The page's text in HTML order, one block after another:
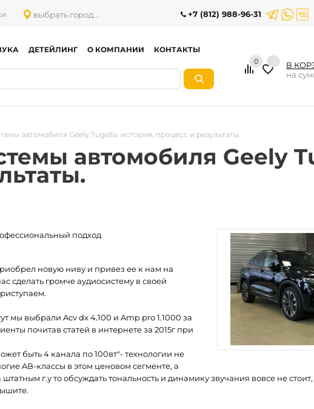
выбрать город... +7 (812) 988-96-31
ДЕТЕЙЛИНГ О КОМПАНИИ КОНТАКТЫ
0 В
на
автомобиля Geely Tugella: история, процесс и результаты.
автомобиля Geely
подход
новую ниву и привез ее к нам на
сделать громче аудиосистему в своей
мы выбрали Acv dx 4.100 и Amp pro 1.1000 за
почитав статей в интернете за 2015г при
быть 4 канала по 100вт"- технологии не
AB-классы в этом ценовом сегменте, а
г.у то обсуждать тональность и динамику звучания вовсе не